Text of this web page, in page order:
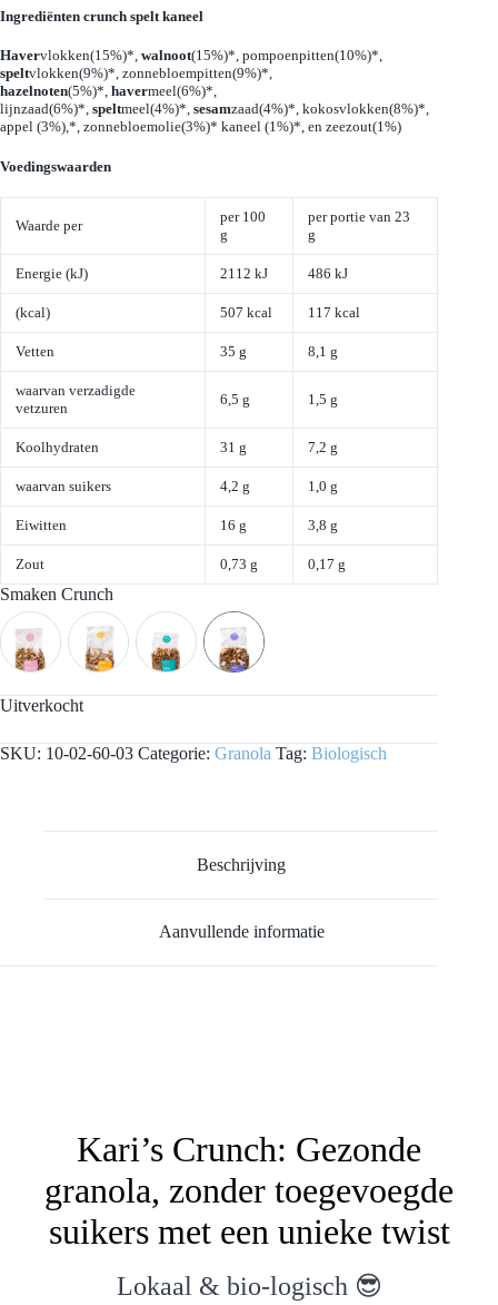
Ingrediënten crunch spelt kaneel
Havervlokken(15%)*, walnoot(15%)*, pompoenpitten(10%)*,
speltvlokken(9%)*, zonnebloempitten(9%)*,
hazelnoten(5%)*, havermeel(6%)*,
lijnzaad(6%)*, speltmeel(4%)*, sesamzaad(4%)*, kokosvlokken(8%)*,
appel (3%),*, zonnebloemolie(3%)* kaneel (1%)*, en zeezout(1%)
Voedingswaarden
Waarde per
per 100
g
per portie van 23
g
Energie (kJ) 2112 kJ 486 kJ
(kcal) 507 kcal 117 kcal
Vetten 35 g 8,1 g
waarvan verzadigde
vetzuren
6,5 g 1,5 g
Koolhydraten 31 g 7,2 g
waarvan suikers 4,2 g 1,0 g
Eiwitten 16 g 3,8 g
Zout 0,73 g 0,17 g
Smaken Crunch
Uitverkocht
SKU: 10-02-60-03 Categorie: Granola Tag: Biologisch
Beschrijving
Aanvullende informatie
Kari’s Crunch: Gezonde
granola, zonder toegevoegde
suikers met een unieke twist
Lokaal & bio-logisch 😎